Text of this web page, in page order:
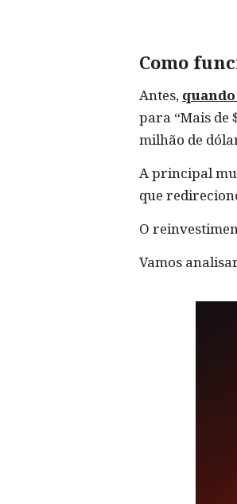
Como
Antes,
para “Mais de
milhão de
A principal
que
O
Vamos